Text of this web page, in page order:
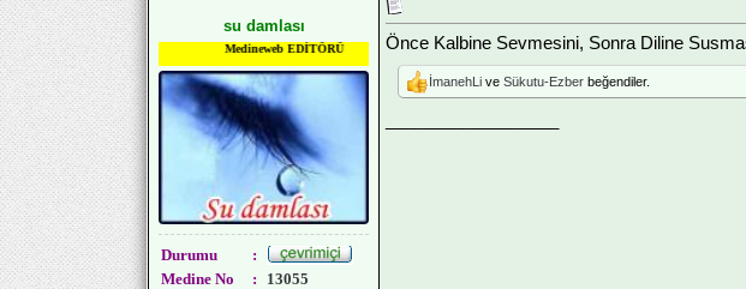
su damlası
Medineweb EDİTÖRÜ
Durumu
:
Medine No
:
13055
Önce Kalbine Sevmesini, Sonra Diline
İmanehLi ve Sükutu-Ezber beğendiler.